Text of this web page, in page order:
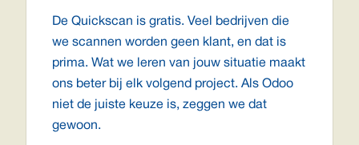
De Quickscan is gratis. Veel bedrijven die
we scannen worden geen klant, en dat is
prima. Wat we leren van jouw situatie maakt
ons beter bij elk volgend project. Als Odoo
niet de juiste keuze is, zeggen we dat
gewoon.